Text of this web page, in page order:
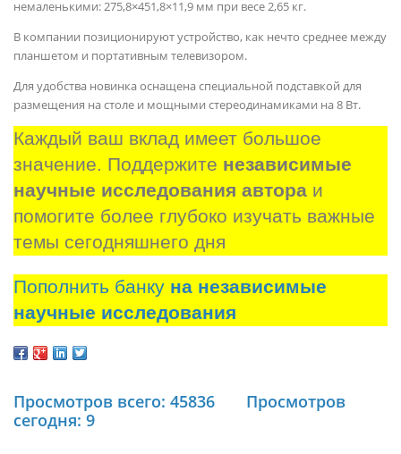
немаленькими: 275,8×451,8×11,9 мм при весе 2,65 кг.
В компании позиционируют устройство, как нечто среднее между
планшетом и портативным телевизором.
Для удобства новинка оснащена специальной подставкой для
размещения на столе и мощными стереодинамиками на 8 Вт.
Каждый ваш вклад имеет большое
значение. Поддержите независимые
научные исследования автора и
помогите более глубоко изучать важные
темы сегодняшнего дня
Пополнить банку на независимые
научные исследования
Просмотров всего: 45836
Просмотров
сегодня: 9